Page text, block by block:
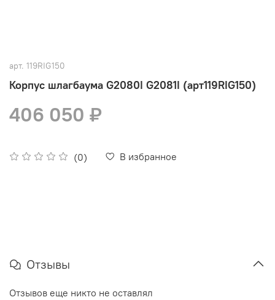
арт. 119RIG150
Корпус шлагбаума G2080I G2081I (арт119RIG150)
(0) В избранное
406 050 ₽
Отзывы
Отзывов еще никто не оставлял